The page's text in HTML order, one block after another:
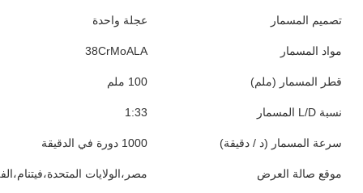
تصميم المسمار عجلة واحدة
مواد المسمار 38CrMoALA
قطر المسمار (ملم) 100 ملم
نسبة L/D المسمار 1:33
سرعة المسمار (د / دقيقة) 1000 دورة في الدقيقة
موقع صالة العرض مصر،الولايات